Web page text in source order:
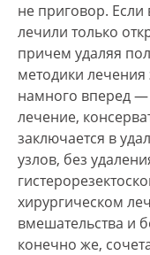
не приговор.
лечили только
причем удаляя
методики лечения
намного вперед
лечение,
заключается в
узлов, без
хирургическом
вмешательства и
конечно же,